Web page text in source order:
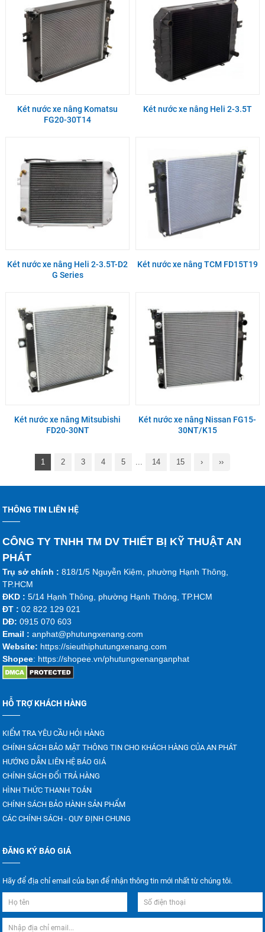
Két nước xe nâng Komatsu
FG20-30T14
Két nước xe nâng Heli 2-3.5T
Két nước xe nâng Heli 2-3.5T-D2
G Series
Két nước xe nâng TCM FD15T19
Két nước xe nâng Mitsubishi
FD20-30NT
Két nước xe nâng Nissan FG15-
30NT/K15
1 2 3 4 5 14 15 › ››
THÔNG TIN LIÊN HỆ
CÔNG TY TNHH TM DV THIẾT BỊ KỸ THUẬT AN
PHÁT
Trụ sở chính : 818/1/5 Nguyễn Kiệm, phường Hạnh Thông,
TP.HCM
ĐKD :5/14 Hạnh Thông, phường Hạnh Thông, TP.HCM
ĐT : 02 822 129 021
DĐ:0915 070 603
Email :anphat@phutungxenang.com
Website: https://sieuthiphutungxenang.com
Shopee: https://shopee.vn/phutungxenanganphat
HỖ TRỢ KHÁCH HÀNG
KIỂM TRA YÊU CẦU HỎI HÀNG
CHÍNH SÁCH BẢO MẬT THÔNG TIN CHO KHÁCH HÀNG CỦA AN PHÁT
HƯỚNG DẪN LIÊN HỆ BÁO GIÁ
CHÍNH SÁCH ĐỔI TRẢ HÀNG
HÌNH THỨC THANH TOÁN
CHÍNH SÁCH BẢO HÀNH SẢN PHẨM
CÁC CHÍNH SÁCH - QUY ĐỊNH CHUNG
ĐĂNG KÝ BÁO GIÁ
Hãy để địa chỉ email của bạn để nhận thông tin mới nhất từ chúng tôi.